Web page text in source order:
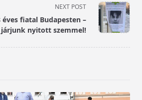
NEXT POST
fiatal Budapesten –
járjunk nyitott szemmel!